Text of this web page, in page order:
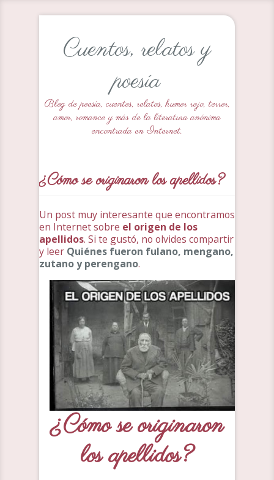
Cuentos, relatos y
poesía
Blog de poesía, cuentos, relatos, humor rojo, terror,
amor, romance y más de la literatura anónima
encontrada en Internet.
¿Cómo se originaron los apellidos?
Un post muy interesante que encontramos
en Internet sobre el origen de los
apellidos. Si te gustó, no olvides compartir
y leer Quiénes fueron fulano, mengano,
zutano y perengano.
¿Cómo se originaron
los apellidos?